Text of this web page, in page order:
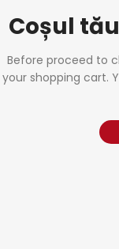
Coșul
Before proceed to
your shopping cart.